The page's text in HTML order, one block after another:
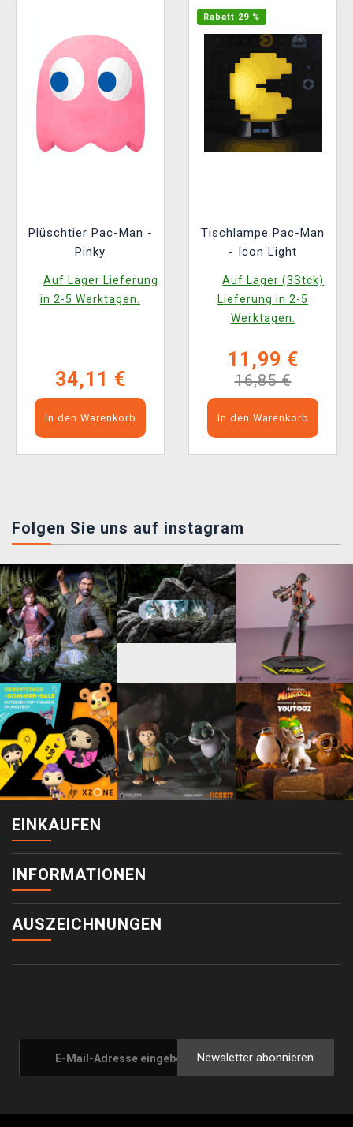
Plüschtier Pac-Man -
Pinky
Auf Lager Lieferung
in 2-5 Werktagen.
34,11 €
In den Warenkorb
Rabatt 29 %
Tischlampe Pac-Man
- Icon Light
Auf Lager (3Stck)
Lieferung in 2-5
Werktagen.
11,99 €
16,85 €
In den Warenkorb
Folgen Sie uns auf instagram
EINKAUFEN
INFORMATIONEN
AUSZEICHNUNGEN
Newsletter abonnieren